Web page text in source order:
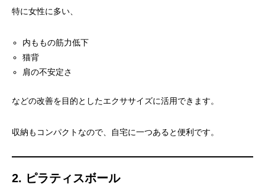
特に女性に多い、
内ももの筋力低下
猫背
肩の不安定さ
などの改善を目的としたエクササイズに活用できます。
収納もコンパクトなので、自宅に一つあると便利です。
2. ピラティスボール